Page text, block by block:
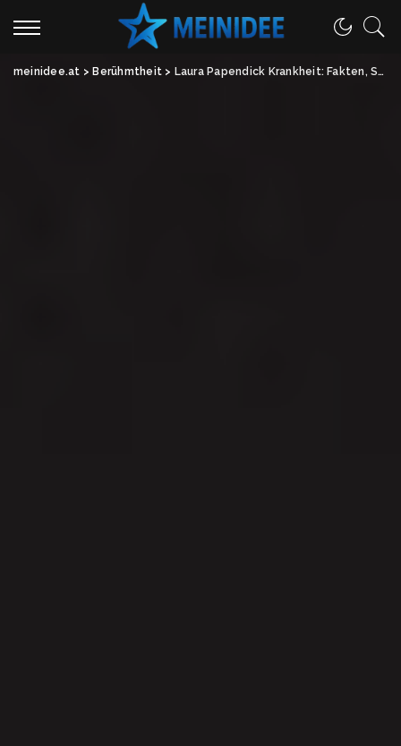
meinidee.at > Berühmtheit > Laura Papendick Krankheit: Fakten, Spekulationen und Realität